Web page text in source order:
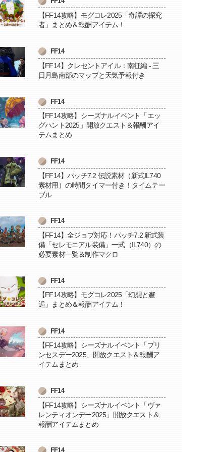
【FF14攻略】モグコレ2025「奇譚の探究
者」まとめ＆報酬アイテム！
FF14
【FF14】クレセントアイル：南征編 - 三
日月島南部のマップと天気予報付き
FF14
【FF14攻略】シーズナルイベント「エッ
グハント2025」開放クエスト＆報酬アイ
テムまとめ
FF14
【FF14】パッチ7.2 伝説素材（新式IL740
素材用）の時間タイマー付き！タイムテー
ブル
FF14
【FF14】全ジョブ対応！パッチ7.2 新式装
備「セレモニアル装備」一式（IL740）の
必要素材一覧＆制作マクロ
FF14
【FF14攻略】モグコレ2025「幻想と邂
逅」まとめ＆報酬アイテム！
FF14
【FF14攻略】シーズナルイベント「プリ
ンセスデー2025」開放クエスト＆報酬ア
イテムまとめ
FF14
【FF14攻略】シーズナルイベント「ヴァ
レンティオンデー2025」開放クエスト＆
報酬アイテムまとめ